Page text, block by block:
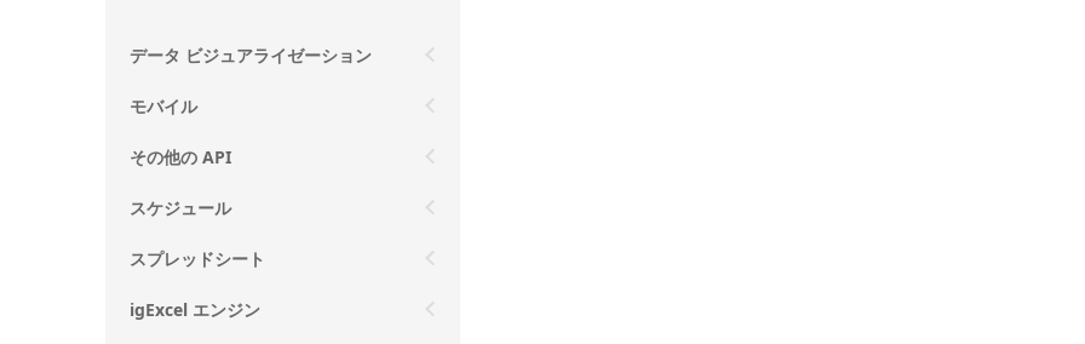
データ ビジュアライゼーション
モバイル
その他の API
スケジュール
スプレッドシート
igExcel エンジン